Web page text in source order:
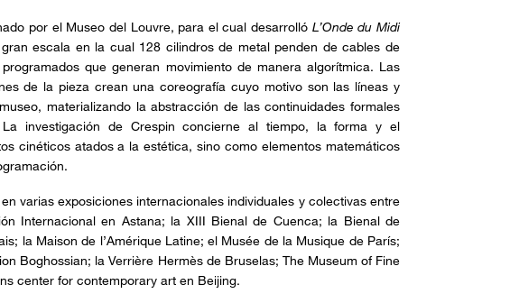
por el Museo del Louvre, para el cual desarrolló L’Onde du Midi
escala en la cual 128 cilindros de metal penden de cables de
que generan movimiento de manera algorítmica. Las
de la pieza crean una coreografía cuyo motivo son las líneas y
materializando la abstracción de las continuidades formales
investigación de Crespin concierne al tiempo, la forma y el
cinéticos atados a la estética, sino como elementos matemáticos
varias exposiciones internacionales individuales y colectivas entre
Internacional en Astana; la XIII Bienal de Cuenca; la Bienal de
la Maison de l’Amérique Latine; el Musée de la Musique de París;
Boghossian; la Verrière Hermès de Bruselas; The Museum of Fine
center for contemporary art en Beijing.